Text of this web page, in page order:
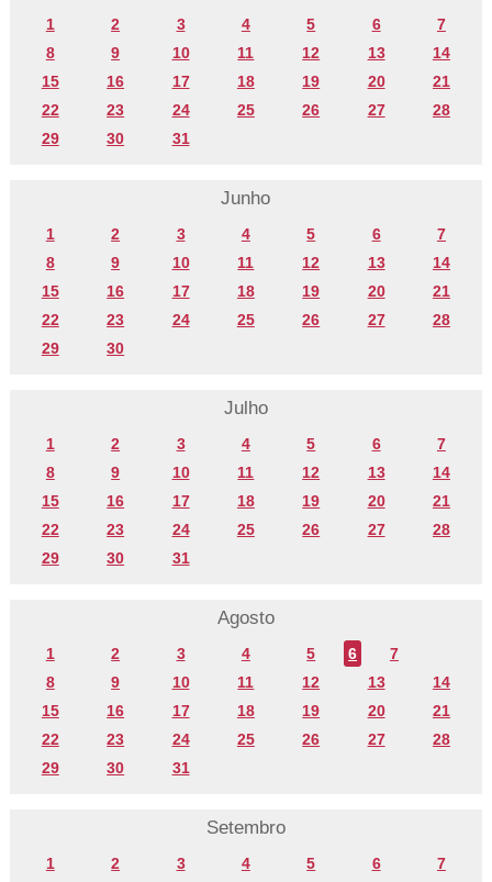
1 2 3 4 5 6
7
8
9 10 11 12 13
14
15
16 17 18 19 20
21
22
23 24 25 26 27
28
29
30 31
Junho
1 2 3 4 5 6
7
8
9 10 11 12 13
14
15
16 17 18 19 20
21
22
23 24 25 26 27
28
29
30
Julho
1 2 3 4 5 6
7
8
9 10 11 12 13
14
15
16 17 18 19 20
21
22
23 24 25 26 27
28
29
30 31
Agosto
1 2 3 4 5 6
7
8
9 10 11 12 13
14
15
16 17 18 19 20
21
22
23 24 25 26 27
28
29
30 31
Setembro
1 2 3 4 5 6
7